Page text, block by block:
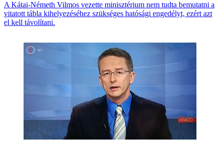
A Kátai-Németh Vilmos vezette minisztérium nem tudta bemutatni a
vitatott tábla kihelyezéséhez szükséges hatósági engedélyt, ezért azt
el kell távolítani.